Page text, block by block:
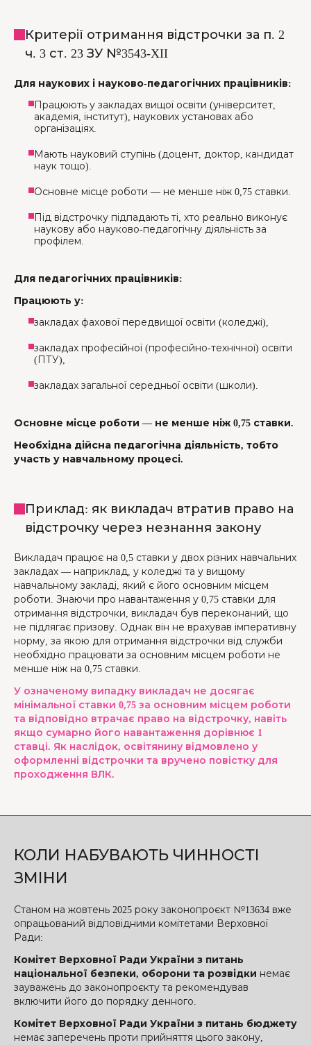
Критерії отримання відстрочки за п. 2
ч. 3 ст. 23 ЗУ №3543-XII
Для наукових і науково-педагогічних працівників:
Працюють у закладах вищої освіти (університет,
академія, інститут), наукових установах або
організаціях.
Мають науковий ступінь (доцент, доктор, кандидат
наук тощо).
Основне місце роботи — не менше ніж 0,75 ставки.
Під відстрочку підпадають ті, хто реально виконує
наукову або науково-педагогічну діяльність за
профілем.
Для педагогічних працівників:
Працюють у:
закладах фахової передвищої освіти (коледжі),
закладах професійної (професійно-технічної) освіти
(ПТУ),
закладах загальної середньої освіти (школи).
Основне місце роботи — не менше ніж 0,75 ставки.
Необхідна дійсна педагогічна діяльність, тобто
участь у навчальному процесі.
Приклад: як викладач втратив право на
відстрочку через незнання закону
Викладач працює на 0,5 ставки у двох різних навчальних
закладах — наприклад, у коледжі та у вищому
навчальному закладі, який є його основним місцем
роботи. Знаючи про навантаження у 0,75 ставки для
отримання відстрочки, викладач був переконаний, що
не підлягає призову. Однак він не врахував імперативну
норму, за якою для отримання відстрочки від служби
необхідно працювати за основним місцем роботи не
менше ніж на 0,75 ставки.
У означеному випадку викладач не досягає
мінімальної ставки 0,75 за основним місцем роботи
та відповідно втрачає право на відстрочку, навіть
якщо сумарно його навантаження дорівнює 1
ставці. Як наслідок, освітянину відмовлено у
оформленні відстрочки та вручено повістку для
проходження ВЛК.
КОЛИ НАБУВАЮТЬ ЧИННОСТІ
ЗМІНИ
Станом на жовтень 2025 року законопроєкт №13634 вже
опрацьований відповідними комітетами Верховної
Ради:
Комітет Верховної Ради України з питань
національної безпеки, оборони та розвідки немає
зауважень до законопроєкту та рекомендував
включити його до порядку денного.
Комітет Верховної Ради України з питань бюджету
немає заперечень проти прийняття цього закону,